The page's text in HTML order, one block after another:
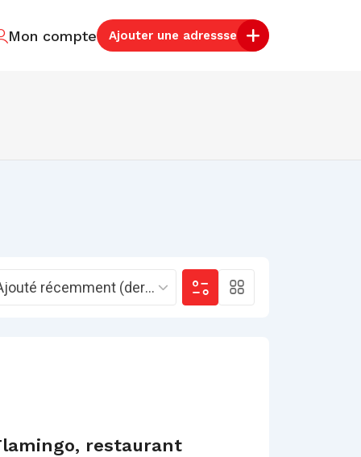
Mon compte Ajouter une adressse
Ajouté récemment (derniers)
restaurant